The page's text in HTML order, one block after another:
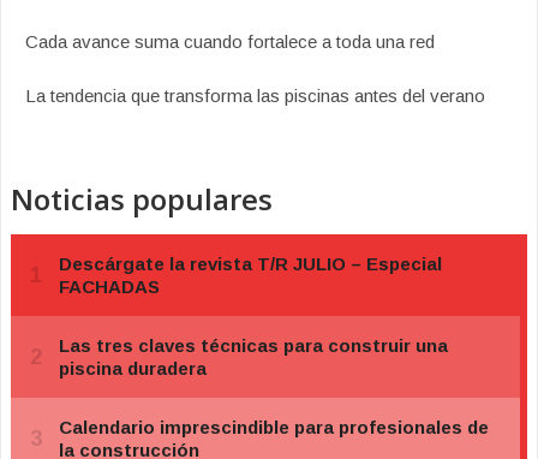
Cada avance suma cuando fortalece a toda una red
La tendencia que transforma las piscinas antes del verano
Noticias populares